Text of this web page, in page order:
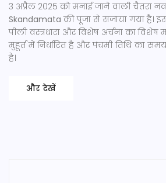
3 अप्रैल 2025 को मनाई जाने वाली चैतरा
Skandamata की पूजा से सजाया गया है।
पीली वस्त्रधारा और विशेष अर्चना का विशेष
मुहूर्त में निर्धारित है और पंचमी तिथि का
है।
और देखें